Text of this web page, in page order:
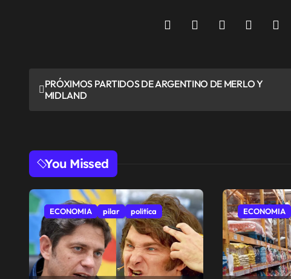
N
e
g
a
i
PRÓXIMOS PARTIDOS DE ARGENTINO DE MERLO Y
MIDLAND
You Missed
ECONOMIA pilar politíca ECONOMIA